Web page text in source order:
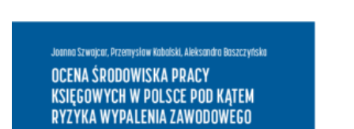
Dodaj do listy życzeń